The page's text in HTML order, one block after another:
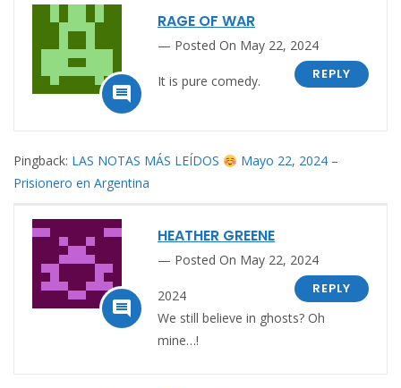

RAGE OF WAR
Posted On May 22, 2024
REPLY
It is pure comedy.
Pingback: LAS NOTAS MÁS LEÍDOS
Mayo 22, 2024 –
Prisionero en Argentina

HEATHER GREENE
Posted On May 22, 2024
REPLY
2024
We still believe in ghosts? Oh
mine…!